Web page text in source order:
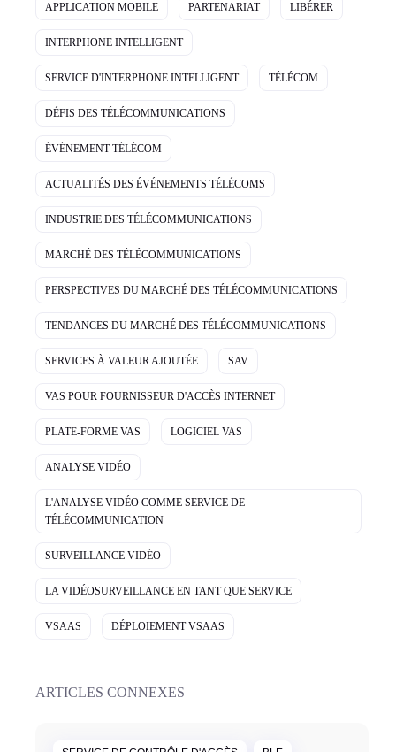
APPLICATION MOBILE PARTENARIAT LIBÉRER
INTERPHONE INTELLIGENT
SERVICE D'INTERPHONE INTELLIGENT TÉLÉCOM
DÉFIS DES TÉLÉCOMMUNICATIONS
ÉVÉNEMENT TÉLÉCOM
ACTUALITÉS DES ÉVÉNEMENTS TÉLÉCOMS
INDUSTRIE DES TÉLÉCOMMUNICATIONS
MARCHÉ DES TÉLÉCOMMUNICATIONS
PERSPECTIVES DU MARCHÉ DES TÉLÉCOMMUNICATIONS
TENDANCES DU MARCHÉ DES TÉLÉCOMMUNICATIONS
SERVICES À VALEUR AJOUTÉE SAV
VAS POUR FOURNISSEUR D'ACCÈS INTERNET
PLATE-FORME VAS LOGICIEL VAS
ANALYSE VIDÉO
L'ANALYSE VIDÉO COMME SERVICE DE
TÉLÉCOMMUNICATION
SURVEILLANCE VIDÉO
LA VIDÉOSURVEILLANCE EN TANT QUE SERVICE
VSAAS DÉPLOIEMENT VSAAS
ARTICLES CONNEXES